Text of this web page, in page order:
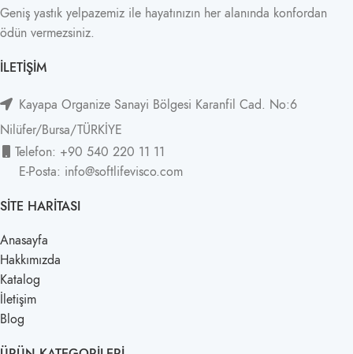
Geniş yastık yelpazemiz ile hayatınızın her alanında konfordan
ödün vermezsiniz.
İLETIŞIM
Kayapa Organize Sanayi Bölgesi Karanfil Cad. No:6
Nilüfer/Bursa/TÜRKİYE
Telefon: +90 540 220 11 11
E-Posta: info@softlifevisco.com
SITE HARITASI
Anasayfa
Hakkımızda
Katalog
İletişim
Blog